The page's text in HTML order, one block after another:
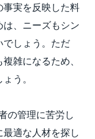
事実を反映した料
、ニーズもシン
でしょう。ただ
雑になるため、
う。
の管理に苦労し
適な人材を探し